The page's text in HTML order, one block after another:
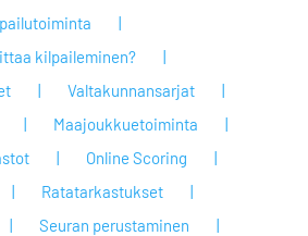
kilpaileminen?
Valtakunnansarjat
Maajoukkuetoiminta
Online Scoring
Ratatarkastukset
Seuran perustaminen